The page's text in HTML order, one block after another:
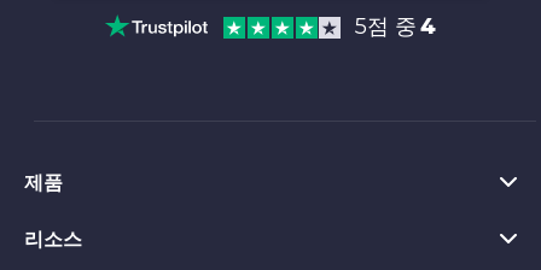
4
5점 중
제품
윈도우 VPN
리소스